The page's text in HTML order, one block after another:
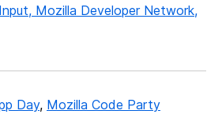
Mozilla Developer Network,
Day, Mozilla Code Party